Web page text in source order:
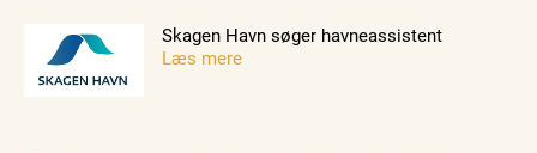
Skagen Havn søger havneassistent
Læs mere